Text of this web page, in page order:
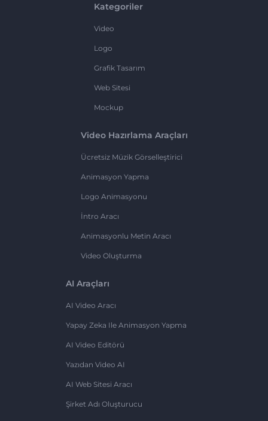
Kategoriler
Video
Logo
Grafik Tasarım
Web Sitesi
Mockup
Video Hazırlama Araçları
Ücretsiz Müzik Görselleştirici
Animasyon Yapma
Logo Animasyonu
İntro Aracı
Animasyonlu Metin Aracı
Video Oluşturma
AI Araçları
AI Video Aracı
Yapay Zeka Ile Animasyon Yapma
AI Video Editörü
Yazıdan Video AI
AI Web Sitesi Aracı
Şirket Adı Oluşturucu